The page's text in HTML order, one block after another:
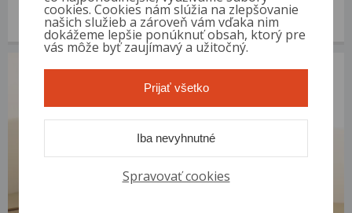
2013 | 347 066 km | Diesel | 2.0 TDI | VIN: WVWZZZ3CZDE093380
3 700 € od 13 €/mes.
cookies. Cookies nám slúžia na zlepšovanie
našich služieb a zároveň vám vďaka nim
dokážeme lepšie ponúknuť obsah, ktorý pre
vás môže byť zaujímavý a užitočný.
Spravovať cookies
Iba nevyhnutné
Prijať všetko